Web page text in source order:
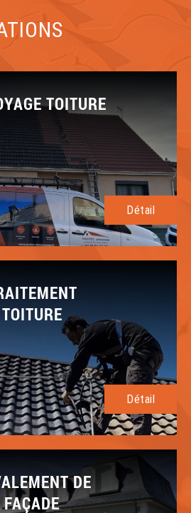
TOITURE
Détail
TOITURE
Détail
DE
FAÇADE